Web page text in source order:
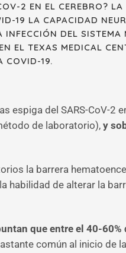
2 EN EL CEREBRO?
19 LA CAPACIDAD
DEL
EL TEXAS MEDICAL
COVID-19.
espiga del SARS-CoV-
de laboratorio), y
la barrera
habilidad de alterar la
que entre el 40-
común al inicio de